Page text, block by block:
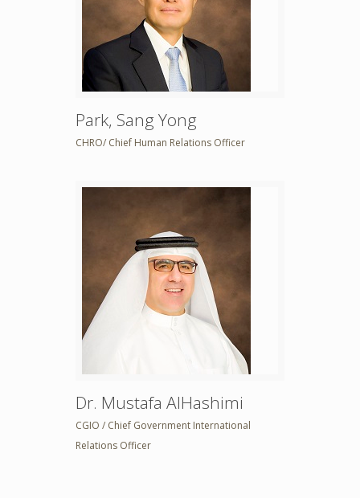
Park, Sang Yong
CHRO/ Chief Human Relations Officer
Dr. Mustafa AlHashimi
CGIO / Chief Government International
Relations Officer